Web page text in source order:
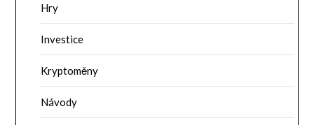
Hry
Investice
Kryptoměny
Návody